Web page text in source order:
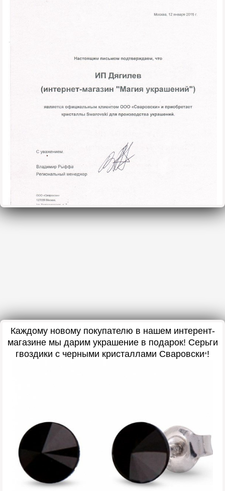
Каждому новому покупателю в нашем интерент-
магазине мы дарим украшение в подарок! Серьги
гвоздики с черными кристаллами Сваровски*!